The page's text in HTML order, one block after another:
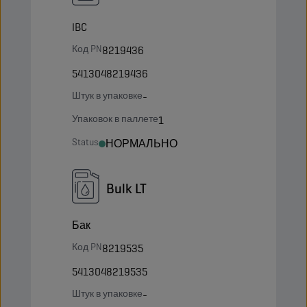
IBC
Код PN8219436
5413048219436
Штук в упаковке-
Упаковок в паллете1
Status НОРМАЛЬНО
Bulk LT
Бак
Код PN8219535
5413048219535
Штук в упаковке-